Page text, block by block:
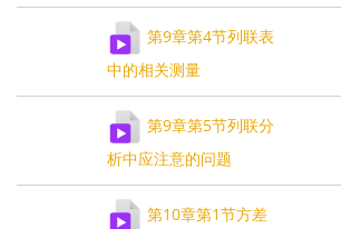
第9章第4节列联表
中的相关测量
第9章第5节列联分
析中应注意的问题
第10章第1节方差